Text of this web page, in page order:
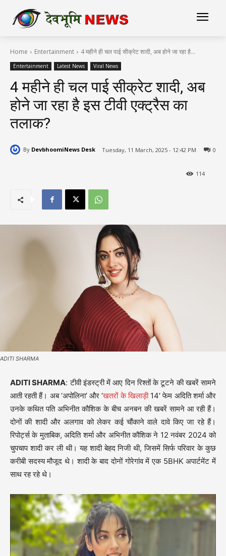
Home Entertainment 4 महीने ही चल पाई सीक्रेट शादी, अब होने जा रहा है...
Entertainment Latest News Viral News
4 महीने ही चल पाई सीक्रेट शादी, अब
होने जा रहा है इस टीवी एक्ट्रैस का
तलाक?
By DevbhoomiNews Desk Tuesday, 11 March, 2025 - 12:42 PM 0
114
ADITI SHARMA
ADITI SHARMA: टीवी इंडस्ट्री में आए दिन रिश्तों के टूटने की खबरें सामने
आती रहती हैं। अब ‘अपोलिना’ और ‘खतरों के खिलाड़ी14′ फेम अदिति शर्मा और
उनके कथित पति अभिनीत कौशिक के बीच अनबन की खबरें सामने आ रही हैं।
दोनों की शादी और अलगाव को लेकर कई चौंकाने वाले दावे किए जा रहे हैं।
रिपोर्ट्स के मुताबिक, अदिति शर्मा और अभिनीत कौशिक ने 12 नवंबर 2024 को
चुपचाप शादी कर ली थी। यह शादी बेहद निजी थी, जिसमें सिर्फ परिवार के कुछ
करीबी सदस्य मौजूद थे। शादी के बाद दोनों गोरेगांव में एक 5BHK अपार्टमेंट में
साथ रह रहे थे।